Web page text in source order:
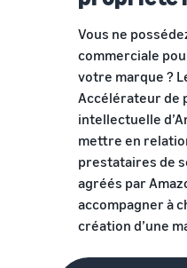
Vous ne
commerciale
votre marque ?
Accélérateur de
intellectuelle
mettre en
prestataires de
agréés par
accompagner à
création d’une